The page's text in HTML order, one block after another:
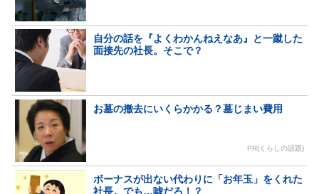
自分の話を『よくわかんねえなあ』と一蹴した
面接先の社長。そこで？
お墓の撤去にいくらかかる？墓じまい費用
PR(くらしの話題)
ボーナスが出ない代わりに「お年玉」をくれた
社長。でも…嘘だろ！？